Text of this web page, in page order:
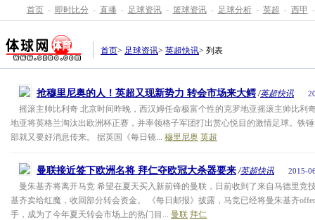
首页 - 即时比分 - 直播 - 足球资讯 - 篮球资讯 - 足球分析 - 英超 - 西甲 -
首页> 足球资讯> 英超快讯> 列表
抢穆里尼奥的人！英超又现新势力 转会市场来大鳄 /英超快讯
摇滚主帅比利奇 北京时间昨晚，西汉姆任命极富个性的克罗地亚摇滚主帅比利
地亚将英格兰淘汰出欧洲杯正赛，并率领格子军团打出赏心悦目的激情足球。铁
部就又要好消息传来。 据英国《每日镜... 穆里尼奥 英超
曼联接近签下欧洲名将 拜仁夺欧冠大杀器要来 /英超快讯 2015-
曼朱基齐将离开马竞 希望在夏天买入新前锋的曼联，日前收到了来自马德里竞
基齐卖给红魔，收回部分转会资金。 《每日邮报》披露，马竞已经将曼朱基齐
手，成为了今年夏天转会市场上的热门目... 曼联 拜仁